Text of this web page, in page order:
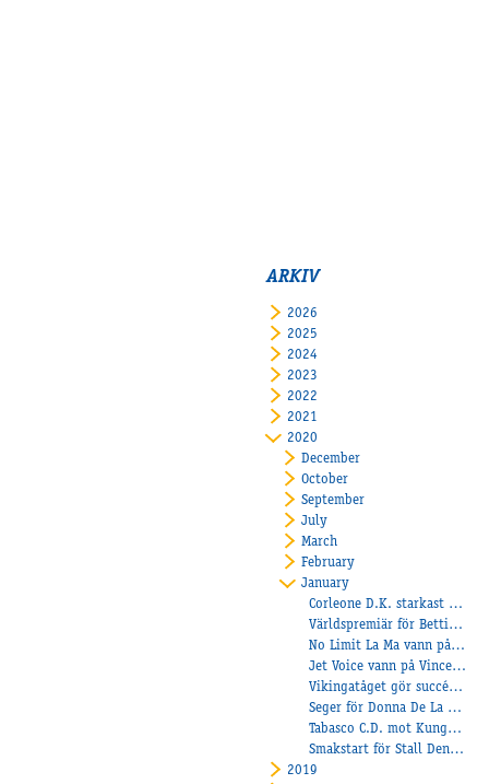
ARKIV
2026
2025
2024
2023
2022
2021
2020
December
October
September
July
March
February
January
Corleone D.K. starkast på lunchen
Världspremiär för Betting Champions!
No Limit La Ma vann på Färjestad
Jet Voice vann på Vincennes!
Vikingatåget gör succé under sadel!
Seger för Donna De La Creme
Tabasco C.D. mot Kungapokalen
Smakstart för Stall Denco – med en ny kusk i sulkyn
2019